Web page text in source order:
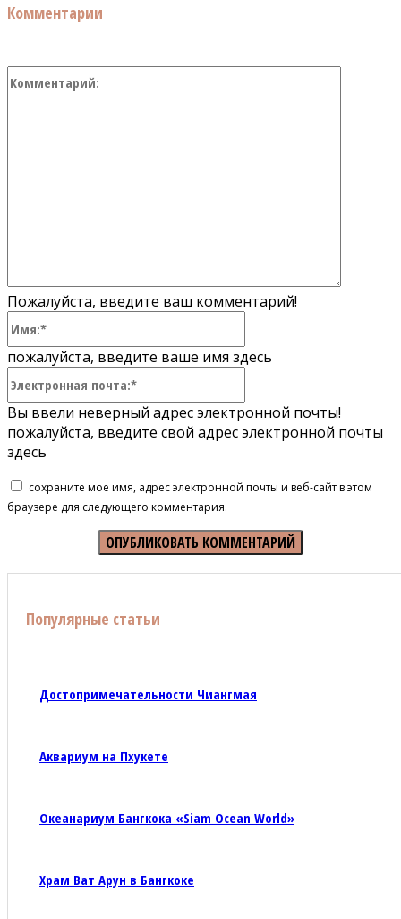
Комментарии
Пожалуйста, введите ваш комментарий!
пожалуйста, введите ваше имя здесь
Вы ввели неверный адрес электронной почты!
пожалуйста, введите свой адрес электронной почты
здесь
сохраните мое имя, адрес электронной почты и веб-сайт в этом
браузере для следующего комментария.
Популярные статьи
Достопримечательности Чиангмая
Аквариум на Пхукете
Океанариум Бангкока «Siam Ocean World»
Храм Ват Арун в Бангкоке